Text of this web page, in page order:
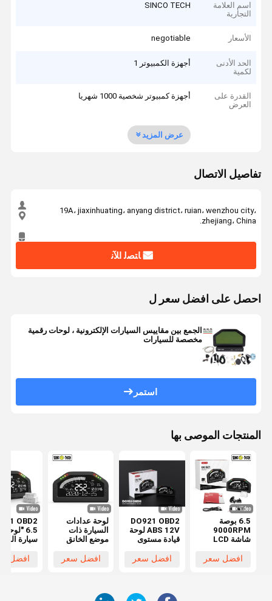
اسم العلامة
التجارية
SINCO TECH
الأسعار negotiable
الحد الأدنى
لكمية
أجهزة الكمبيوتر 1
القدرة على
العرض
أجهزة كمبيوتر شخصية 1000 شهريا
عرض المزيد
تفاصيل الاتصال
19A، jiaxinhuating، anyang district، ruian، wenzhou city،
zhejiang، China.
ﺎﺘﺼﻟ ﺍﻶﻧ
احصل على افضل سعر ل
الجمع بين مقاييس السيارات الإلكترونية ، لوحات رقمية
مخصصة للسيارات
استمر
المنتجات الموصى بها
6.5 بوصة
9000RPM
شاشة LCD
لسباق السيارات
افضل سعر
DO921 OBD2
ABS 12V لوحة
قيادة مستوى
السيارات مع
افضل سعر
لوحة عدادات
السيارة ذات
موضع الخانق
دورة في الدقيقة
افضل سعر
OBD2
6.5 "لوحة
سيارة
افضل